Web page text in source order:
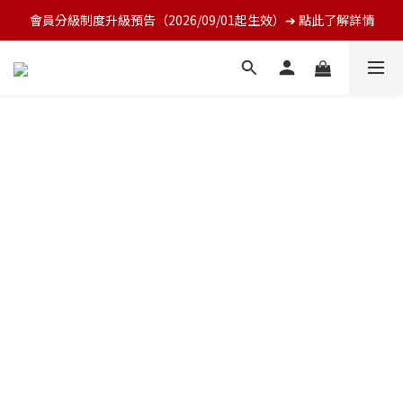
會員分級制度升級預告（2026/09/01起生效）➔ 點此了解詳情